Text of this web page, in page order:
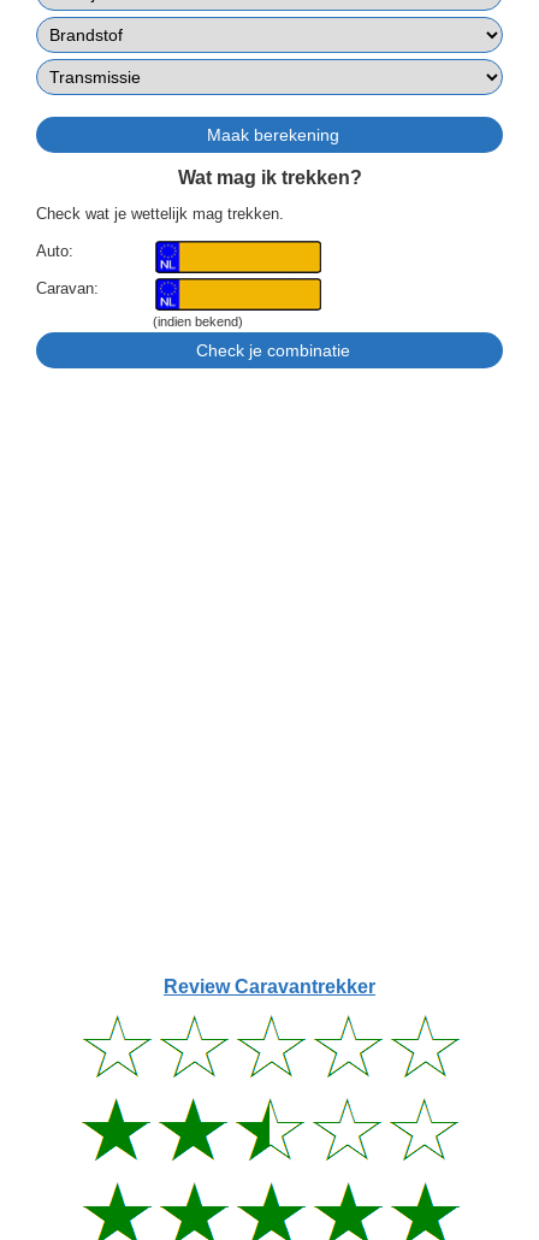
Wat mag ik trekken?
Check wat je wettelijk mag trekken.
Auto:
Caravan:
(indien bekend)
Review Caravantrekker